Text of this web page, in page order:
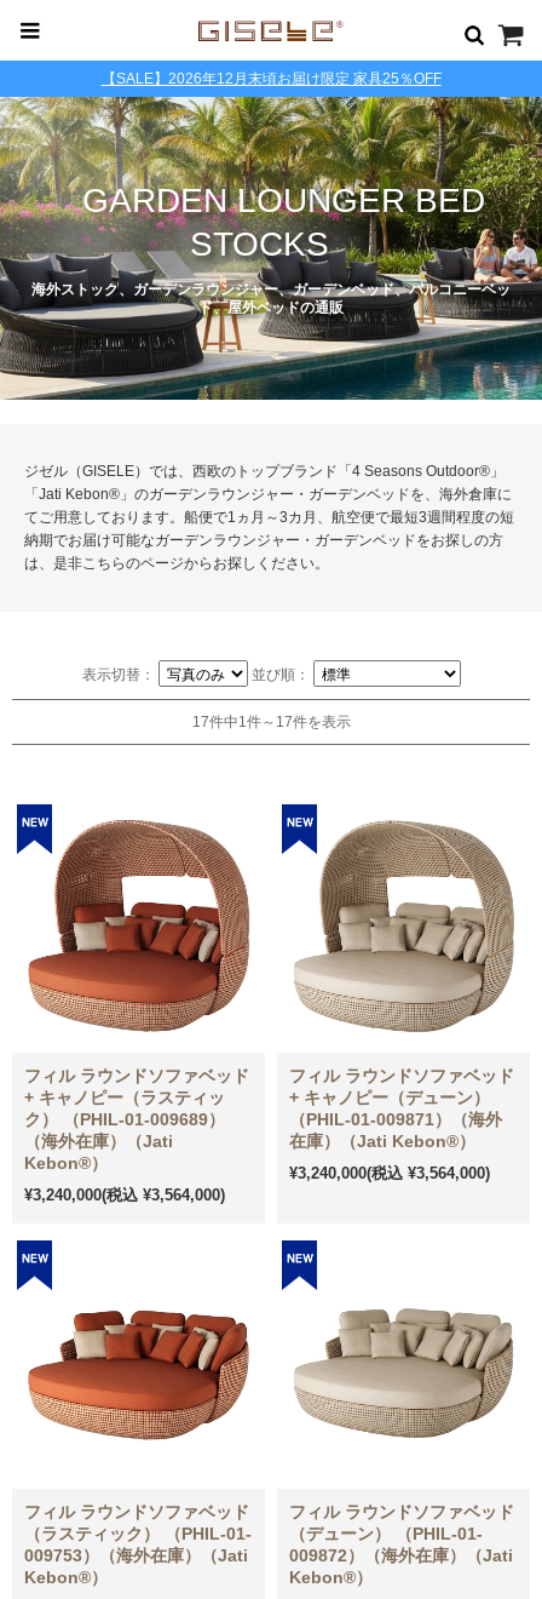
【SALE】2026年12月末頃お届け限定 家具25％OFF
GARDEN LOUNGER BED
STOCKS
海外ストック、ガーデンラウンジャー、ガーデンベッド、バルコニーベッ
ド、屋外ベッドの通販
ジゼル（GISELE）では、西欧のトップブランド「4 Seasons Outdoor®」
「Jati Kebon®」のガーデンラウンジャー・ガーデンベッドを、海外倉庫に
てご用意しております。船便で1ヵ月～3カ月、航空便で最短3週間程度の短
納期でお届け可能なガーデンラウンジャー・ガーデンベッドをお探しの方
は、是非こちらのページからお探しください。
表示切替： 並び順：
17件中1件～17件を表示
フィル ラウンドソファベッド
+ キャノピー（ラスティッ
ク） （PHIL-01-009689）
（海外在庫）（Jati
Kebon®）
¥3,240,000(税込 ¥3,564,000)
フィル ラウンドソファベッド
+ キャノピー（デューン）
（PHIL-01-009871）（海外
在庫）（Jati Kebon®）
¥3,240,000(税込 ¥3,564,000)
フィル ラウンドソファベッド
（ラスティック） （PHIL-01-
009753）（海外在庫）（Jati
Kebon®）
フィル ラウンドソファベッド
（デューン） （PHIL-01-
009872）（海外在庫）（Jati
Kebon®）